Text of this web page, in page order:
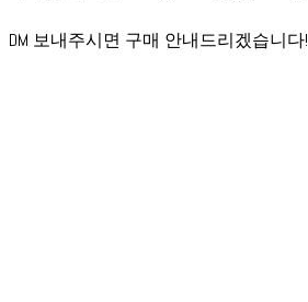
DM 보내주시면 구매 안내드리겠습니다!